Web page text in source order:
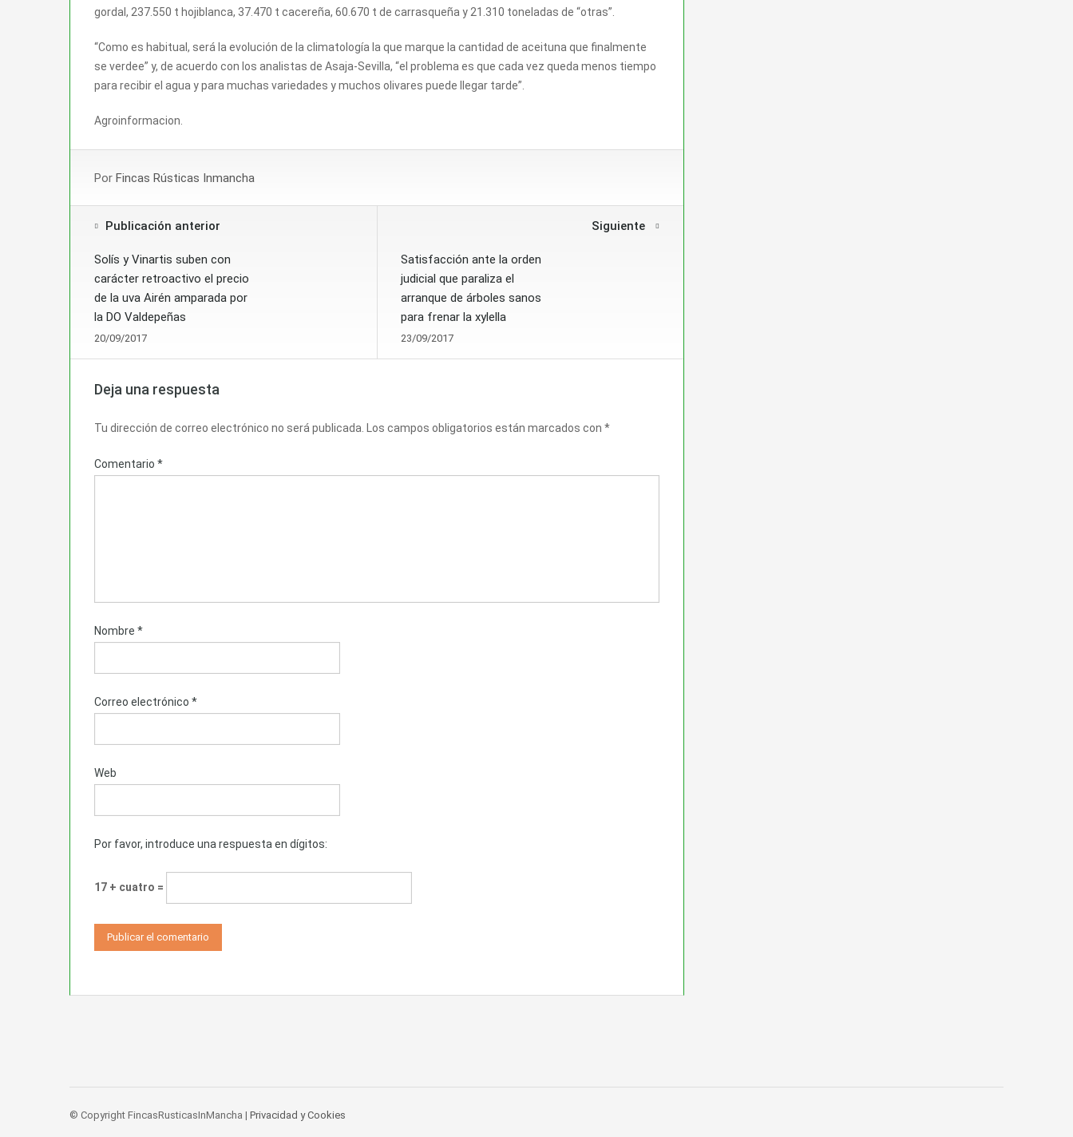
gordal, 237.550 t hojiblanca, 37.470 t cacereña, 60.670 t de carrasqueña y 21.310 toneladas de “otras”.
“Como es habitual, será la evolución de la climatología la que marque la cantidad de aceituna que finalmente
se verdee” y, de acuerdo con los analistas de Asaja-Sevilla, “el problema es que cada vez queda menos tiempo
para recibir el agua y para muchas variedades y muchos olivares puede llegar tarde”.
Agroinformacion.
Por Fincas Rústicas Inmancha
Publicación anterior
Solís y Vinartis suben con
carácter retroactivo el precio
de la uva Airén amparada por
la DO Valdepeñas
20/09/2017
Siguiente
Satisfacción ante la orden
judicial que paraliza el
arranque de árboles sanos
para frenar la xylella
23/09/2017
Deja una respuesta
Tu dirección de correo electrónico no será publicada. Los campos obligatorios están marcados con *
Comentario *
Nombre *
Correo electrónico *
Web
Por favor, introduce una respuesta en dígitos:
17 + cuatro =
© Copyright FincasRusticasInMancha | Privacidad y Cookies